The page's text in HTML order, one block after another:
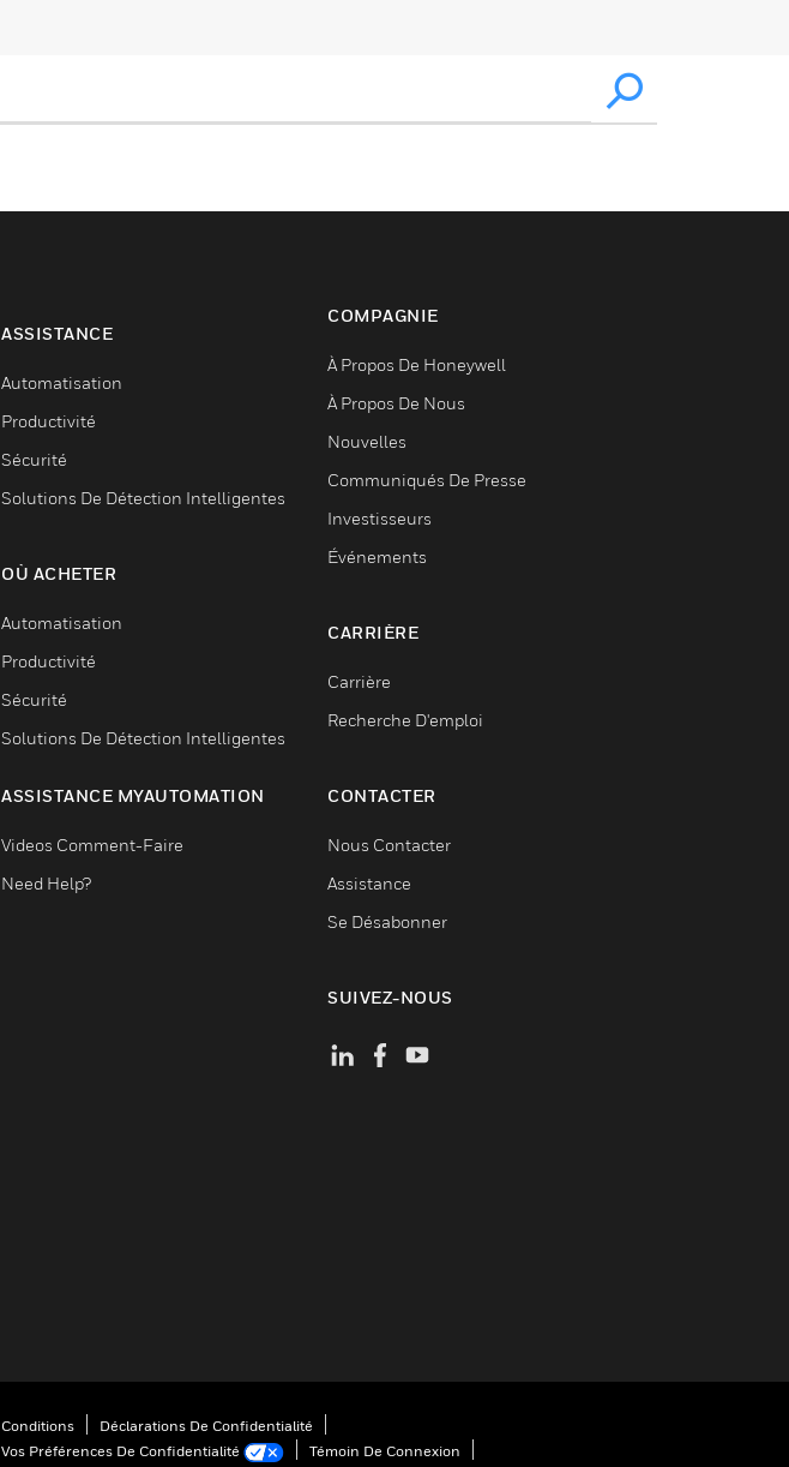
ASSISTANCE
Automatisation
Productivité
Sécurité
Solutions De Détection Intelligentes
OÙ ACHETER
Automatisation
Productivité
Sécurité
Solutions De Détection Intelligentes
ASSISTANCE MYAUTOMATION
Videos Comment-Faire
Need Help?
COMPAGNIE
À Propos De Honeywell
À Propos De Nous
Nouvelles
Communiqués De Presse
Investisseurs
Événements
CARRIÈRE
Carrière
Recherche D'emploi
CONTACTER
Nous Contacter
Assistance
Se Désabonner
SUIVEZ-NOUS
Conditions
Déclarations De Confidentialité
Vos Préférences De Confidentialité
Témoin De Connexion